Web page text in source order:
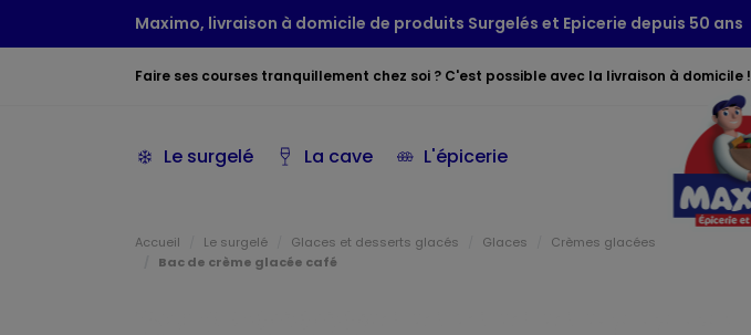
Maximo, livraison à domicile de produits Surgelés et Epicerie depuis 50 ans
Faire ses courses tranquillement chez soi ? C'est possible avec la livraison à domicile !
Le surgelé La cave L'épicerie
Accueil Le surgelé Glaces et desserts glacés Glaces
Crèmes glacées
Bac de crème glacée café